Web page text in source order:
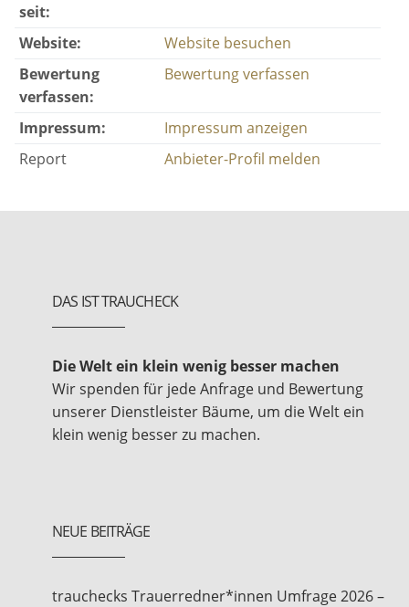
seit:
Website:
Website besuchen
Bewertung
verfassen:
Bewertung verfassen
Impressum:
Impressum anzeigen
Report
Anbieter-Profil melden
DAS IST TRAUCHECK
Die Welt ein klein wenig besser machen
Wir spenden für jede Anfrage und Bewertung
unserer Dienstleister Bäume, um die Welt ein
klein wenig besser zu machen.
NEUE BEITRÄGE
trauchecks Trauerredner*innen Umfrage 2026 –